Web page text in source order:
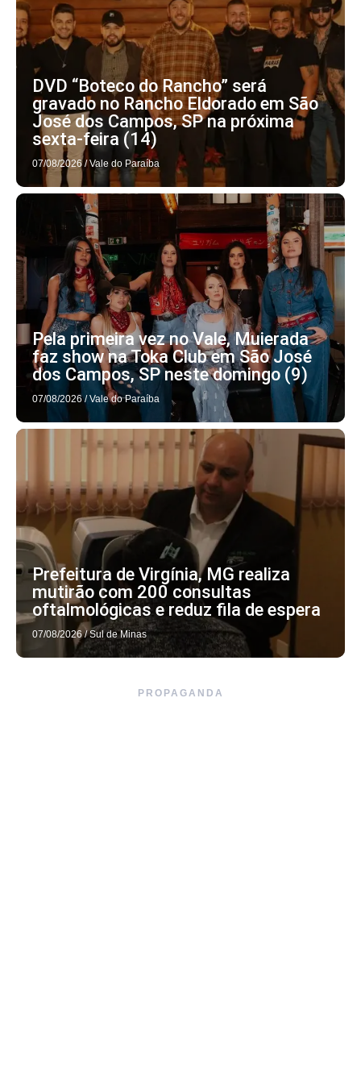
DVD “Boteco do Rancho” será
gravado no Rancho Eldorado em São
José dos Campos, SP na próxima
sexta-feira (14)
07/08/2026 / Vale do Paraíba
Pela primeira vez no Vale, Muierada
faz show na Toka Club em São José
dos Campos, SP neste domingo (9)
07/08/2026 / Vale do Paraíba
Prefeitura de Virgínia, MG realiza
mutirão com 200 consultas
oftalmológicas e reduz fila de espera
07/08/2026 / Sul de Minas
PROPAGANDA